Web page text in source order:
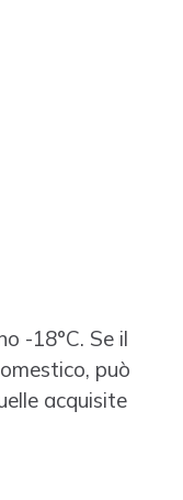
-18°C. Se il
può
acquisite